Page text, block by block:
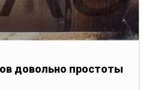
довольно простоты